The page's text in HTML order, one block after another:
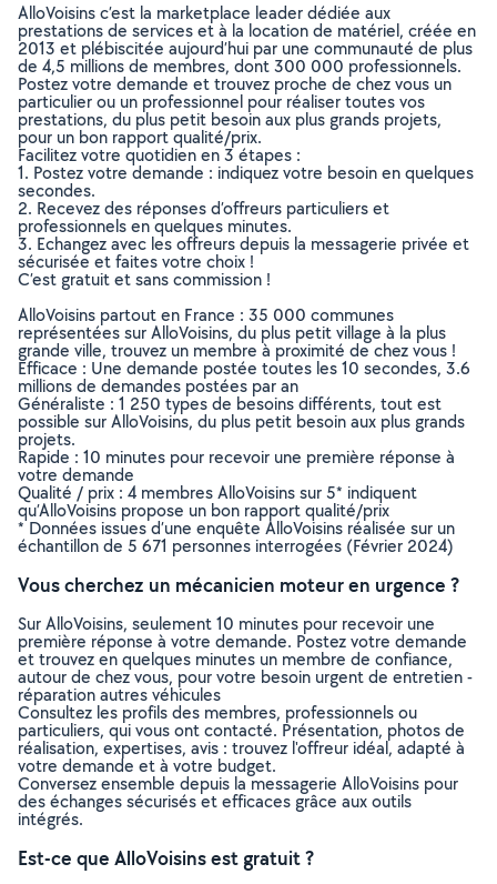
AlloVoisins c’est la marketplace leader dédiée aux
prestations de services et à la location de matériel, créée en
2013 et plébiscitée aujourd’hui par une communauté de plus
de 4,5 millions de membres, dont 300 000 professionnels.
Postez votre demande et trouvez proche de chez vous un
particulier ou un professionnel pour réaliser toutes vos
prestations, du plus petit besoin aux plus grands projets,
pour un bon rapport qualité/prix.
Facilitez votre quotidien en 3 étapes :
1. Postez votre demande : indiquez votre besoin en quelques
secondes.
2. Recevez des réponses d’offreurs particuliers et
professionnels en quelques minutes.
3. Echangez avec les offreurs depuis la messagerie privée et
sécurisée et faites votre choix !
C’est gratuit et sans commission !
AlloVoisins partout en France : 35 000 communes
représentées sur AlloVoisins, du plus petit village à la plus
grande ville, trouvez un membre à proximité de chez vous !
Efficace : Une demande postée toutes les 10 secondes, 3.6
millions de demandes postées par an
Généraliste : 1 250 types de besoins différents, tout est
possible sur AlloVoisins, du plus petit besoin aux plus grands
projets.
Rapide : 10 minutes pour recevoir une première réponse à
votre demande
Qualité / prix : 4 membres AlloVoisins sur 5* indiquent
qu’AlloVoisins propose un bon rapport qualité/prix
* Données issues d’une enquête AlloVoisins réalisée sur un
échantillon de 5 671 personnes interrogées (Février 2024)
Vous cherchez un mécanicien moteur en urgence ?
Sur AlloVoisins, seulement 10 minutes pour recevoir une
première réponse à votre demande. Postez votre demande
et trouvez en quelques minutes un membre de confiance,
autour de chez vous, pour votre besoin urgent de entretien -
réparation autres véhicules
Consultez les profils des membres, professionnels ou
particuliers, qui vous ont contacté. Présentation, photos de
réalisation, expertises, avis : trouvez l'offreur idéal, adapté à
votre demande et à votre budget.
Conversez ensemble depuis la messagerie AlloVoisins pour
des échanges sécurisés et efficaces grâce aux outils
intégrés.
Est-ce que AlloVoisins est gratuit ?